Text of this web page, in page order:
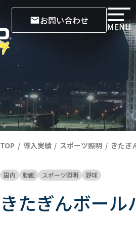
お問い合わせ
TOP 導入実績 スポーツ照明 きたぎ
国内 動画 スポーツ照明 野球
きたぎんボー